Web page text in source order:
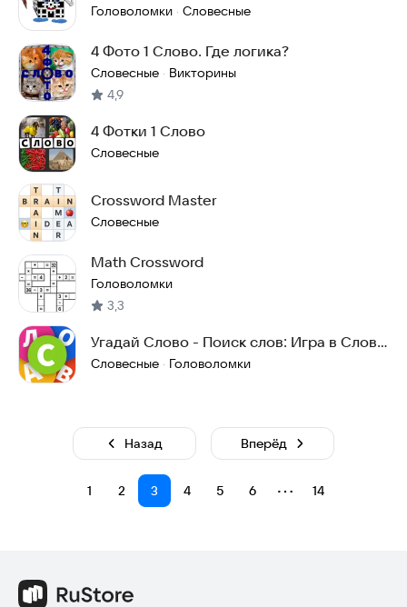
Головоломки · Словесные
4 Фото 1 Слово. Где логика?
Словесные · Викторины
4,9
4 Фотки 1 Слово
Словесные
Crossword Master
Словесные
Math Crossword
Головоломки
3,3
Угадай Слово - Поиск слов: Игра в Слова
из Букв
Словесные · Головоломки
Назад
1 2 3 4 5 6 ⋯ 14
Вперёд